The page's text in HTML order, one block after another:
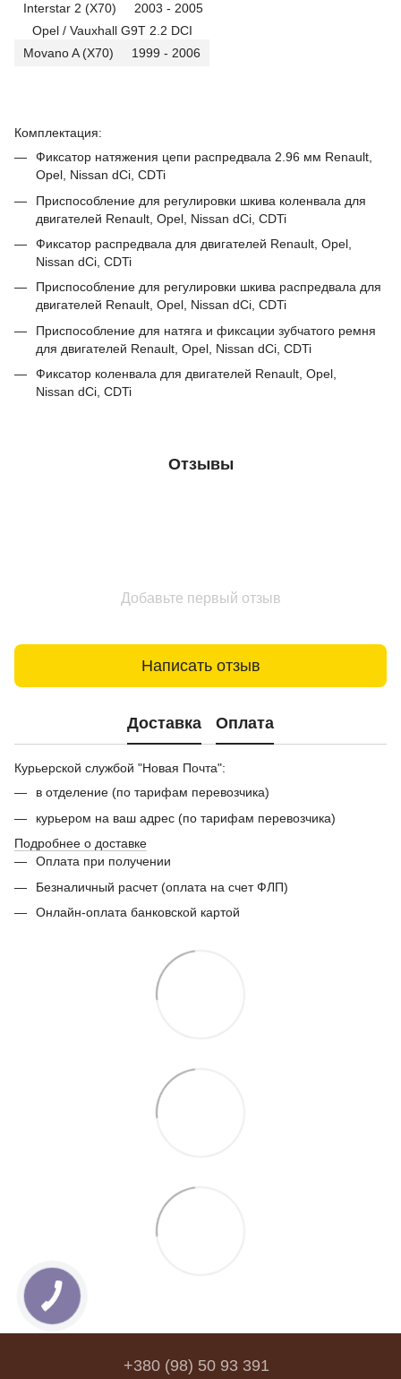
Interstar 2 (X70)
2003 - 2005
Opel / Vauxhall G9T 2.2 DCI
Movano A (X70)
1999 - 2006
Комплектация:
Фиксатор натяжения цепи распредвала 2.96 мм Renault,
Opel, Nissan dCi, CDTi
Приспособление для регулировки шкива коленвала для
двигателей Renault, Opel, Nissan dCi, CDTi
Фиксатор распредвала для двигателей Renault, Opel,
Nissan dCi, CDTi
Приспособление для регулировки шкива распредвала для
двигателей Renault, Opel, Nissan dCi, CDTi
Приспособление для натяга и фиксации зубчатого ремня
для двигателей Renault, Opel, Nissan dCi, CDTi
Фиксатор коленвала для двигателей Renault, Opel,
Nissan dCi, CDTi
Отзывы
Добавьте первый отзыв
Написать отзыв
Доставка Оплата
Курьерской службой "Новая Почта":
в отделение (по тарифам перевозчика)
курьером на ваш адрес (по тарифам перевозчика)
Подробнее о доставке
Оплата при получении
Безналичный расчет (оплата на счет ФЛП)
Онлайн-оплата банковской картой
+380 (98) 50 93 391